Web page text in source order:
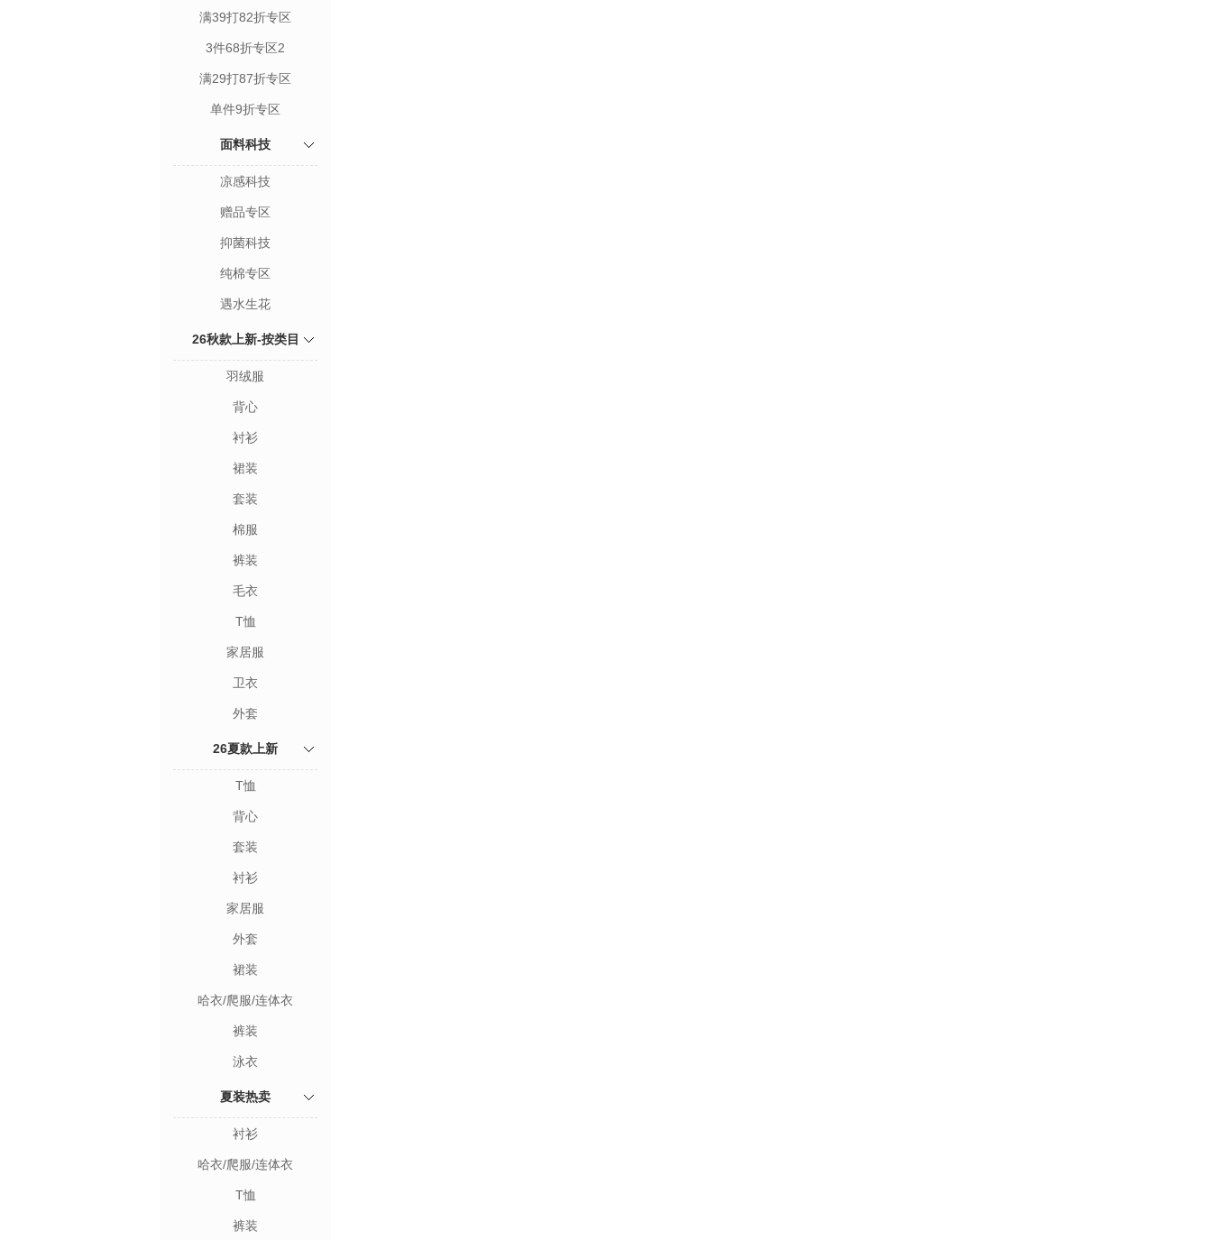
满39打82折专区
3件68折专区2
满29打87折专区
单件9折专区
面料科技
凉感科技
赠品专区
抑菌科技
纯棉专区
遇水生花
26秋款上新-按类目
羽绒服
背心
衬衫
裙装
套装
棉服
裤装
毛衣
T恤
家居服
卫衣
外套
26夏款上新
T恤
背心
套装
衬衫
家居服
外套
裙装
哈衣/爬服/连体衣
裤装
泳衣
夏装热卖
衬衫
哈衣/爬服/连体衣
T恤
裤装